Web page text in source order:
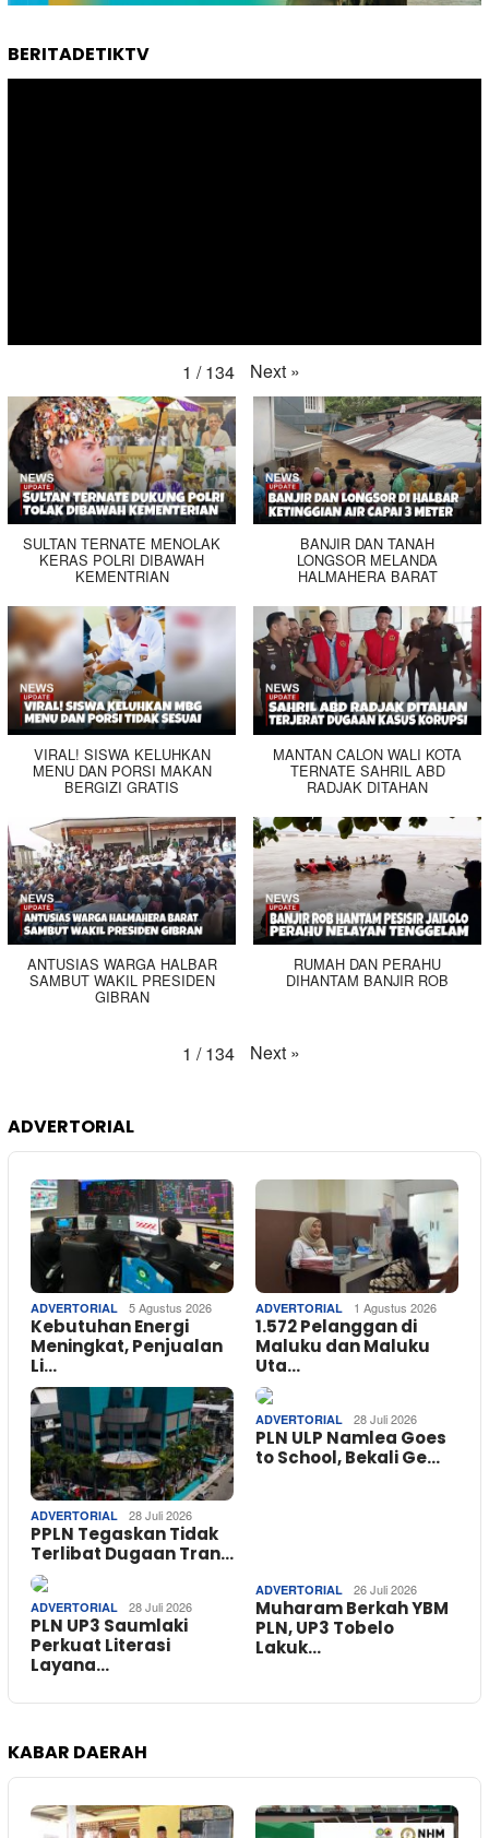
BERITADETIKTV
1 / 134 Next »
SULTAN TERNATE MENOLAK
KERAS POLRI DIBAWAH
KEMENTRIAN
BANJIR DAN TANAH
LONGSOR MELANDA
HALMAHERA BARAT
VIRAL! SISWA KELUHKAN
MENU DAN PORSI MAKAN
BERGIZI GRATIS
MANTAN CALON WALI KOTA
TERNATE SAHRIL ABD
RADJAK DITAHAN
ANTUSIAS WARGA HALBAR
SAMBUT WAKIL PRESIDEN
GIBRAN
RUMAH DAN PERAHU
DIHANTAM BANJIR ROB
1 / 134 Next »
ADVERTORIAL
ADVERTORIAL 5 Agustus 2026
Kebutuhan Energi
Meningkat, Penjualan
Li…
ADVERTORIAL 1 Agustus 2026
1.572 Pelanggan di
Maluku dan Maluku
Uta…
ADVERTORIAL 28 Juli 2026
PPLN Tegaskan Tidak
Terlibat Dugaan Tran…
ADVERTORIAL 28 Juli 2026
PLN ULP Namlea Goes
to School, Bekali Ge…
ADVERTORIAL 28 Juli 2026
PLN UP3 Saumlaki
Perkuat Literasi
Layana…
ADVERTORIAL 26 Juli 2026
Muharam Berkah YBM
PLN, UP3 Tobelo
Lakuk…
KABAR DAERAH